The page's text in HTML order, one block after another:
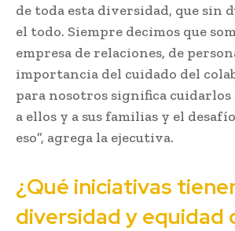
de toda esta diversidad, que sin
el todo. Siempre decimos que
empresa de relaciones, de
importancia del cuidado del
para nosotros significa
a ellos y a sus familias y el
eso”, agrega la ejecutiva.
¿Qué iniciativas
diversidad y equidad